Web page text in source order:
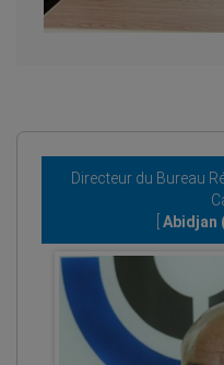
Directeur du Bureau
Abidjan